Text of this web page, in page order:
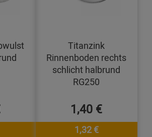
Titanzink
Rinnenboden rechts
schlicht halbrund
RG250
1,40 €
1,32 €